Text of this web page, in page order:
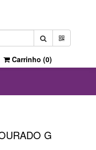
Carrinho (0)
G